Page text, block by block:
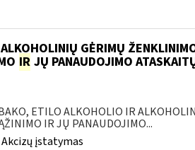
ALKOHOLINIŲ GĖRIMŲ
IR JŲ PANAUDOJIMO
ETILO ALKOHOLIO IR
IR JŲ PANAUDOJIMO...
Akcizų įstatymas